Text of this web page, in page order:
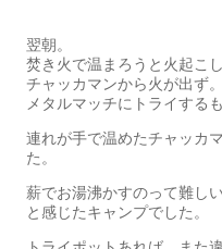
翌朝。
焚き火で温まろうと火起こ
チャッカマンから火が出ず。
メタルマッチにトライする
連れが手で温めたチャッカ
た。
薪でお湯沸かすのって難しい
と感じたキャンプでした。